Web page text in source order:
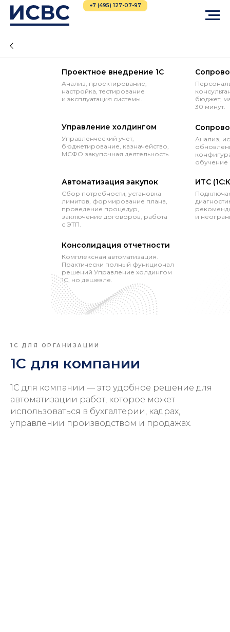
+7 (495) 127-07-97
Проектное внедрение 1С
ИТС
Анализ, проектирование,
настройка, тестирование
и эксплуатация системы.
и
Управление холдингом
Управленческий учет,
бюджетирование, казначейство,
МСФО закупочная деятельность.
бюджет,
30 минут.
Автоматизация закупок
Сбор потребности, установка
лимитов, формирование плана,
проведение процедур,
заключение договоров, работа
с ЭТП.
Анализ,
обучение
Консолидация отчетности
Комплексная автоматизация.
Практически полный функционал
решений Управление холдингом
1С, но дешевле.
1С ДЛЯ ОРГАНИЗАЦИИ
1С для компании
1С для компании — это удобное решение для
автоматизации работ, которое может
использоваться в бухгалтерии, кадрах,
управлении производством и продажах.